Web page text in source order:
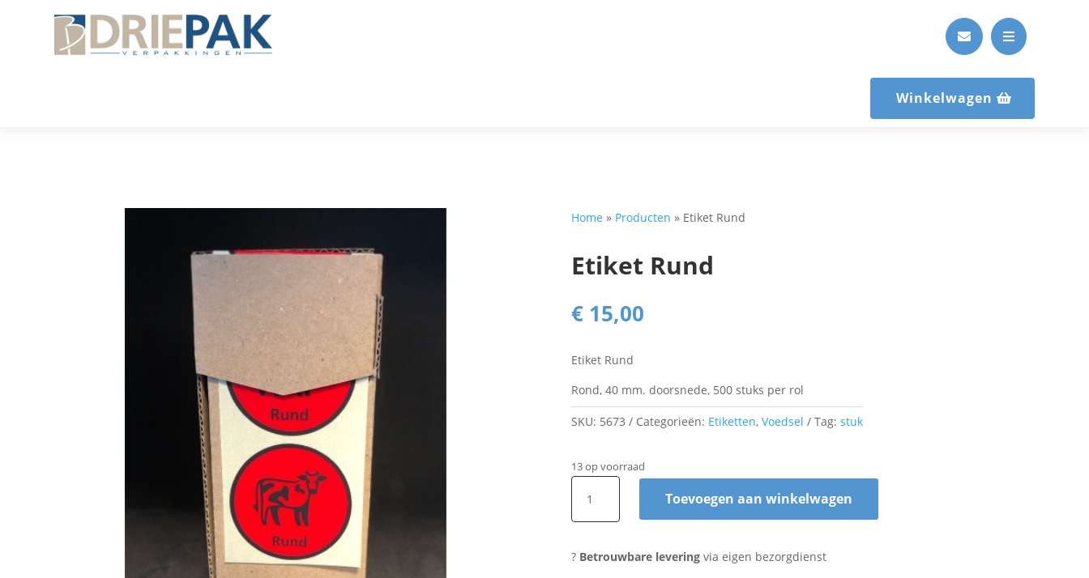
 
Winkelwagen
Home » Producten » Etiket Rund
Etiket Rund
€ 15,00
Etiket Rund
Rond, 40 mm. doorsnede, 500 stuks per rol
SKU: 5673 Categorieën: Etiketten,Voedsel Tag:stuk
13 op voorraad
Rund
aantal
Toevoegen aan winkelwagen
? Betrouwbare levering via eigen bezorgdienst